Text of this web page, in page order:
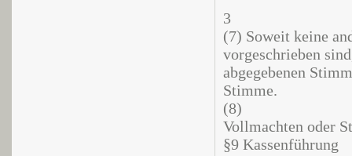
3
(7) Soweit keine
vorgeschrieben
abgegebenen
Stimme.
(8)
Vollmachten oder
§9 Kassenführung